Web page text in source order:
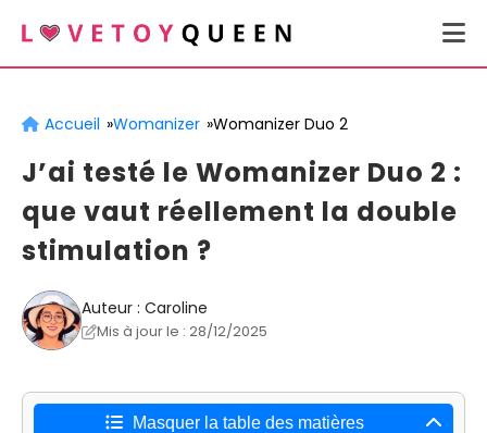
Accueil Womanizer Womanizer Duo 2
J’ai testé le Womanizer Duo 2 :
que vaut réellement la double
stimulation ?
Auteur : Caroline
Mis à jour le : 28/12/2025
Masquer la table des matières